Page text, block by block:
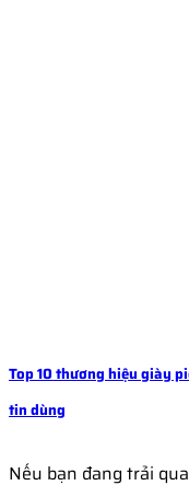
Top 10 thương hiệu giày
tin dùng
Nếu bạn đang trải